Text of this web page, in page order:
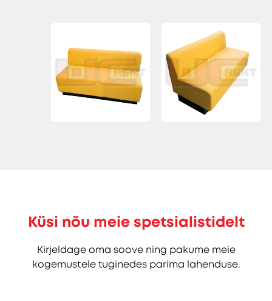
Küsi nõu meie spetsialistidelt
Kirjeldage oma soove ning pakume meie
kogemustele tuginedes parima lahenduse.